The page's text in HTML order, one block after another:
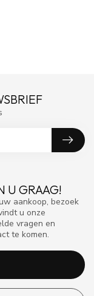
U GRAAG!
aankoop, bezoek
u onze
vragen en
te komen.